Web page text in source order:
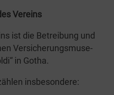
Vereins
ist die Betrei­bung und
Ver­si­che­rungs­mu­se­
in Gotha.
insbesondere: